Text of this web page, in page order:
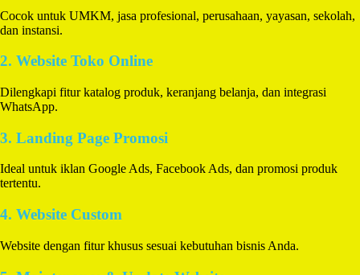
Cocok untuk UMKM, jasa profesional, perusahaan, yayasan, sekolah,
dan instansi.
2. Website Toko Online
Dilengkapi fitur katalog produk, keranjang belanja, dan integrasi
WhatsApp.
3. Landing Page Promosi
Ideal untuk iklan Google Ads, Facebook Ads, dan promosi produk
tertentu.
4. Website Custom
Website dengan fitur khusus sesuai kebutuhan bisnis Anda.